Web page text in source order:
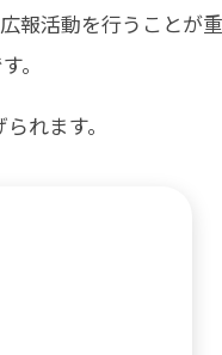
報活動を行うことが
。
れます。